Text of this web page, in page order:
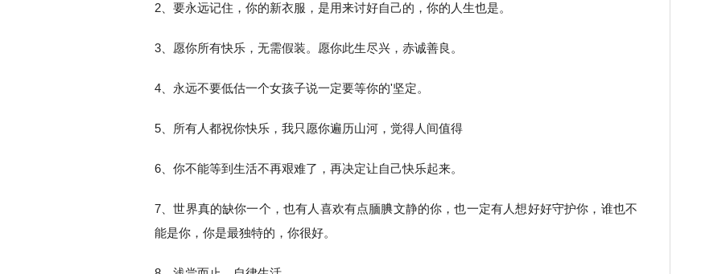
2、要永远记住，你的新衣服，是用来讨好自己的，你的人生也是。
3、愿你所有快乐，无需假装。愿你此生尽兴，赤诚善良。
4、永远不要低估一个女孩子说一定要等你的'坚定。
5、所有人都祝你快乐，我只愿你遍历山河，觉得人间值得
6、你不能等到生活不再艰难了，再决定让自己快乐起来。
7、世界真的缺你一个，也有人喜欢有点腼腆文静的你，也一定有人想好好守护你，谁也不
能是你，你是最独特的，你很好。